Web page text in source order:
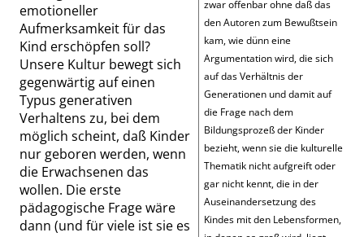
zwar offenbar ohne daß das
den Autoren zum Bewußtsein
kam, wie dünn eine
Argumentation wird, die sich
auf das Verhältnis der
Generationen und damit auf
die Frage nach dem
Bildungsprozeß der Kinder
bezieht, wenn sie die kulturelle
Thematik nicht aufgreift oder
gar nicht kennt, die in der
Auseinandersetzung des
Kindes mit den Lebensformen,
emotioneller
Aufmerksamkeit für das
Kind erschöpfen soll?
Unsere Kultur bewegt sich
gegenwärtig auf einen
Typus generativen
Verhaltens zu, bei dem
möglich scheint, daß Kinder
nur geboren werden, wenn
die Erwachsenen das
wollen. Die erste
pädagogische Frage wäre
dann (und für viele ist sie es